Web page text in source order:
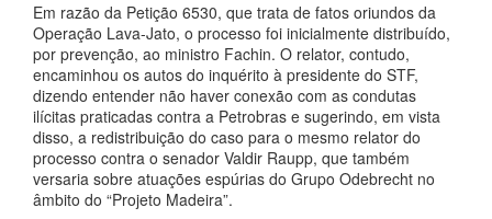
Em razão da Petição 6530, que trata de fatos oriundos da
Operação Lava-Jato, o processo foi inicialmente distribuído,
por prevenção, ao ministro Fachin. O relator, contudo,
encaminhou os autos do inquérito à presidente do STF,
dizendo entender não haver conexão com as condutas
ilícitas praticadas contra a Petrobras e sugerindo, em vista
disso, a redistribuição do caso para o mesmo relator do
processo contra o senador Valdir Raupp, que também
versaria sobre atuações espúrias do Grupo Odebrecht no
âmbito do “Projeto Madeira”.